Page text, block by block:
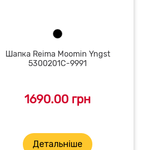
Шапка Reima Moomin Yngst
5300201C-9991
1690.00 грн
Детальніше